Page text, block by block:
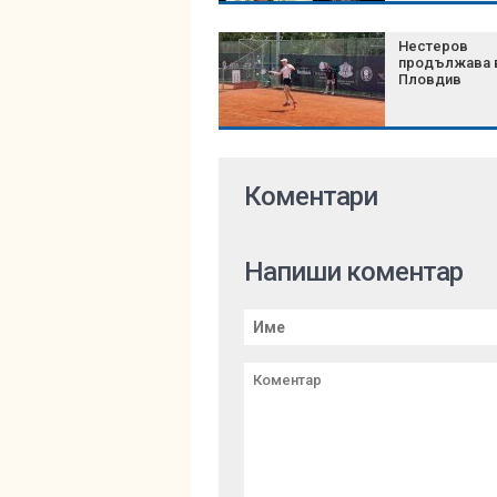
Нестеров
продължава
Пловдив
Коментари
Напиши коментар